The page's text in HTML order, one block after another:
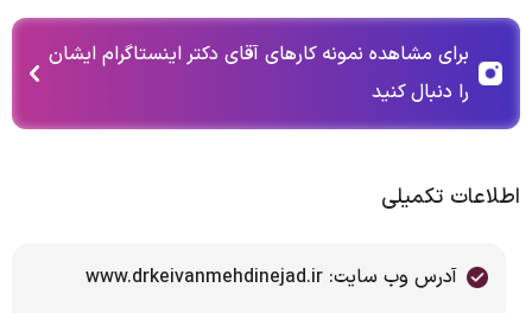
برای مشاهده نمونه کارهای آقای دکتر اینستاگرام ایشان
را دنبال کنید
اطلاعات تکمیلی
آدرس وب سایت: www.drkeivanmehdinejad.ir